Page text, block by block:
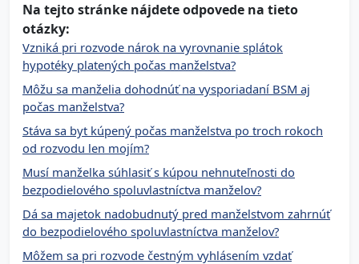
Na tejto stránke nájdete odpovede na tieto
otázky:
Vzniká pri rozvode nárok na vyrovnanie splátok
hypotéky platených počas manželstva?
Môžu sa manželia dohodnúť na vysporiadaní BSM aj
počas manželstva?
Stáva sa byt kúpený počas manželstva po troch rokoch
od rozvodu len mojím?
Musí manželka súhlasiť s kúpou nehnuteľnosti do
bezpodielového spoluvlastníctva manželov?
Dá sa majetok nadobudnutý pred manželstvom zahrnúť
do bezpodielového spoluvlastníctva manželov?
Môžem sa pri rozvode čestným vyhlásením vzdať